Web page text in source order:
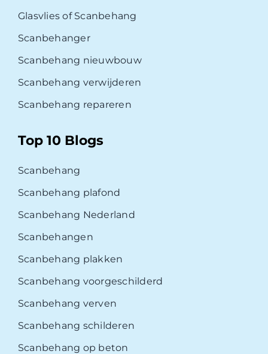
Glasvlies of Scanbehang
Scanbehanger
Scanbehang nieuwbouw
Scanbehang verwijderen
Scanbehang repareren
Top 10 Blogs
Scanbehang
Scanbehang plafond
Scanbehang Nederland
Scanbehangen
Scanbehang plakken
Scanbehang voorgeschilderd
Scanbehang verven
Scanbehang schilderen
Scanbehang op beton